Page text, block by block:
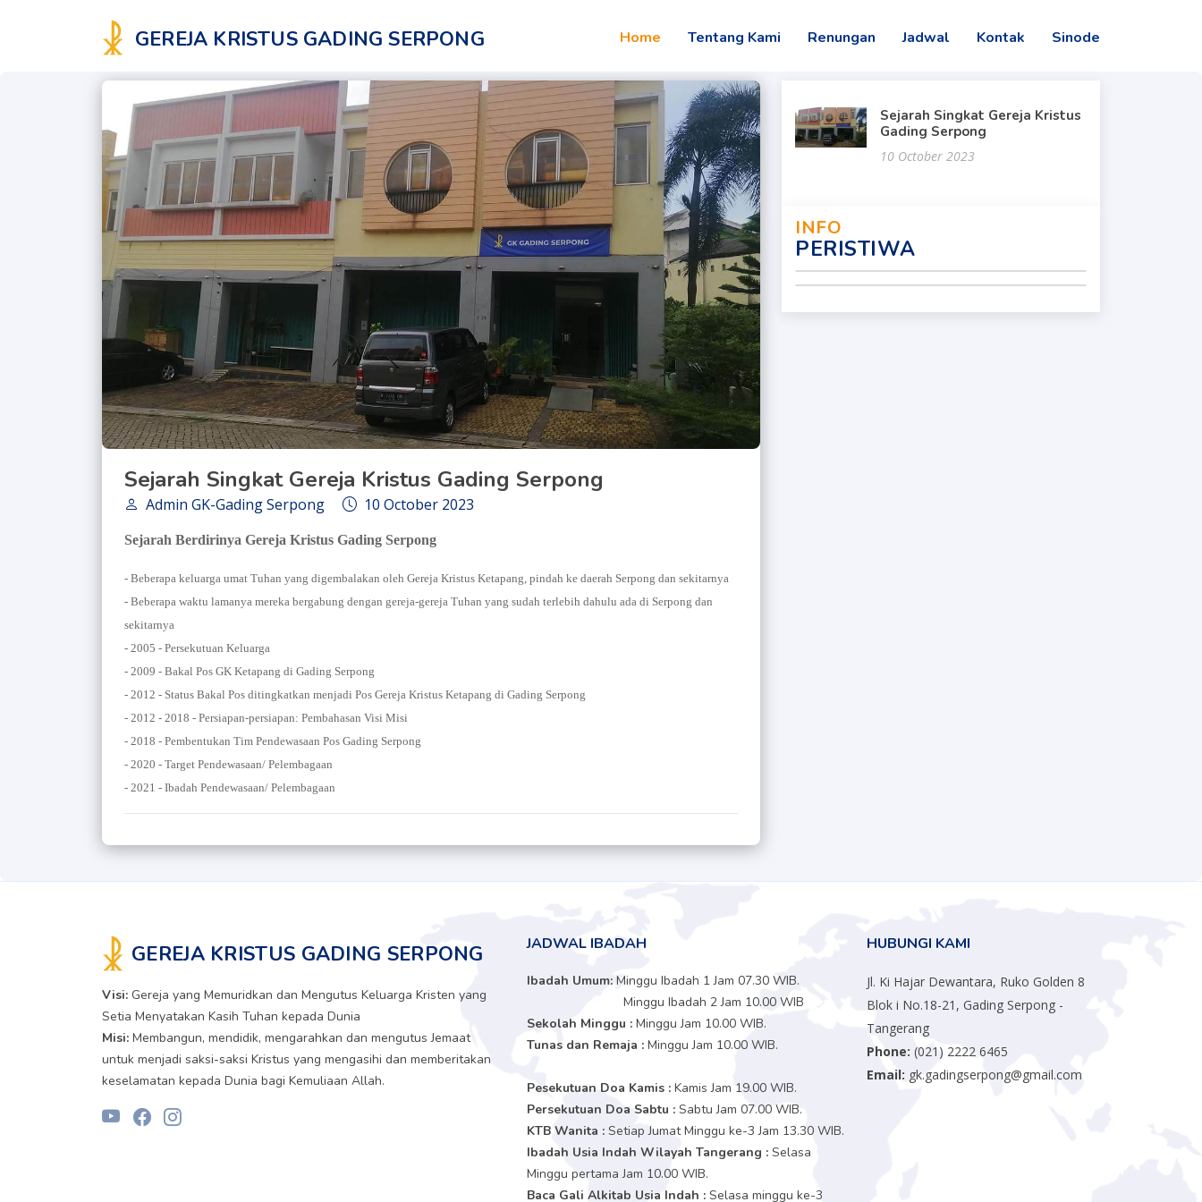
GEREJA KRISTUS GADING SERPONG Home Tentang Kami Renungan Jadwal Kontak Sinode
Sejarah Singkat Gereja Kristus Gading Serpong
Admin GK-Gading Serpong 10 October 2023
Sejarah Berdirinya Gereja Kristus Gading Serpong
- Beberapa keluarga umat Tuhan yang digembalakan oleh Gereja Kristus Ketapang, pindah ke daerah Serpong dan sekitarnya
- Beberapa waktu lamanya mereka bergabung dengan gereja-gereja Tuhan yang sudah terlebih dahulu ada di Serpong dan
sekitarnya
- 2005 - Persekutuan Keluarga
- 2009 - Bakal Pos GK Ketapang di Gading Serpong
- 2012 - Status Bakal Pos ditingkatkan menjadi Pos Gereja Kristus Ketapang di Gading Serpong
- 2012 - 2018 - Persiapan-persiapan: Pembahasan Visi Misi
- 2018 - Pembentukan Tim Pendewasaan Pos Gading Serpong
- 2020 - Target Pendewasaan/ Pelembagaan
- 2021 - Ibadah Pendewasaan/ Pelembagaan
Sejarah Singkat Gereja Kristus
Gading Serpong
10 October 2023
INFO
PERISTIWA
GEREJA KRISTUS GADING SERPONG
Visi: Gereja yang Memuridkan dan Mengutus Keluarga Kristen yang
Setia Menyatakan Kasih Tuhan kepada Dunia
Misi: Membangun, mendidik, mengarahkan dan mengutus Jemaat
untuk menjadi saksi-saksi Kristus yang mengasihi dan memberitakan
keselamatan kepada Dunia bagi Kemuliaan Allah.
JADWAL IBADAH
Ibadah Umum: Minggu Ibadah 1 Jam 07.30 WIB.
Minggu Ibadah 2 Jam 10.00 WIB
Sekolah Minggu : Minggu Jam 10.00 WIB.
Tunas dan Remaja : Minggu Jam 10.00 WIB.
Pesekutuan Doa Kamis : Kamis Jam 19.00 WIB.
Persekutuan Doa Sabtu : Sabtu Jam 07.00 WIB.
KTB Wanita : Setiap Jumat Minggu ke-3 Jam 13.30 WIB.
Ibadah Usia Indah Wilayah Tangerang : Selasa
Minggu pertama Jam 10.00 WIB.
Baca Gali Alkitab Usia Indah : Selasa minggu ke-3
HUBUNGI KAMI
Jl. Ki Hajar Dewantara, Ruko Golden 8
Blok i No.18-21, Gading Serpong -
Tangerang
Phone: (021) 2222 6465
Email: gk.gadingserpong@gmail.com